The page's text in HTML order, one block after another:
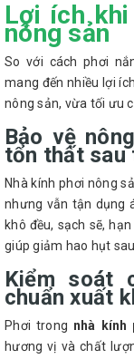
Lợi ích
nông sản
So với cách phơi
mang đến nhiều lợi
nông sản, vừa tối ưu
Bảo vệ
tổn thất sau
Nhà kính phơi nông
nhưng vẫn tận dụng
khô đều, sạch sẽ,
giúp giảm hao hụt
Kiểm soát
chuẩn xuất
Phơi trong nhà kính
hương vị và chất